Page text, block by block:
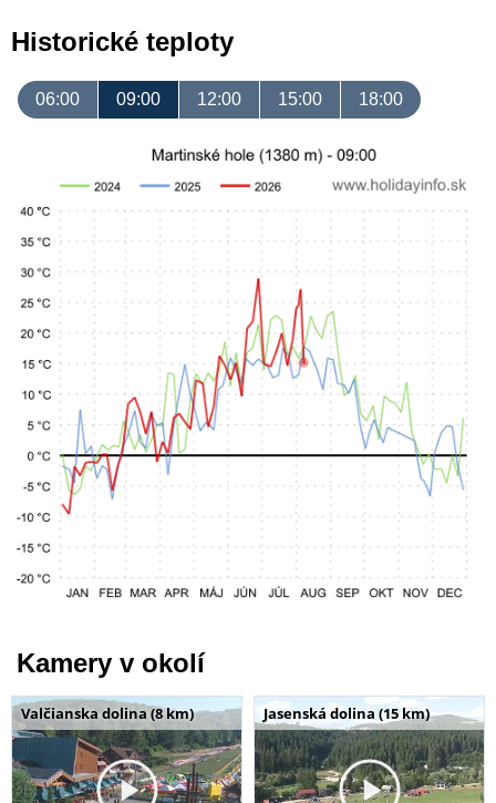
Historické teploty
06:00 09:00 12:00 15:00 18:00
Kamery v okolí
Valčianska dolina (8 km) Jasenská dolina (15 km)